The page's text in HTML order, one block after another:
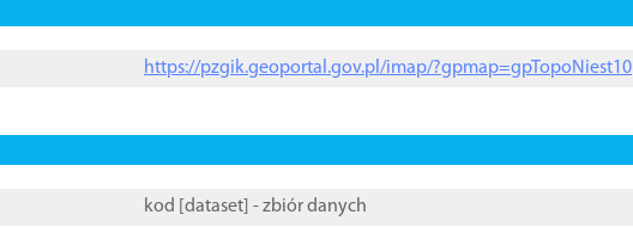
https://pzgik.geoportal.gov.pl/imap/?gpmap=gpTopoNiest10
kod [ dataset ] - zbiór danych